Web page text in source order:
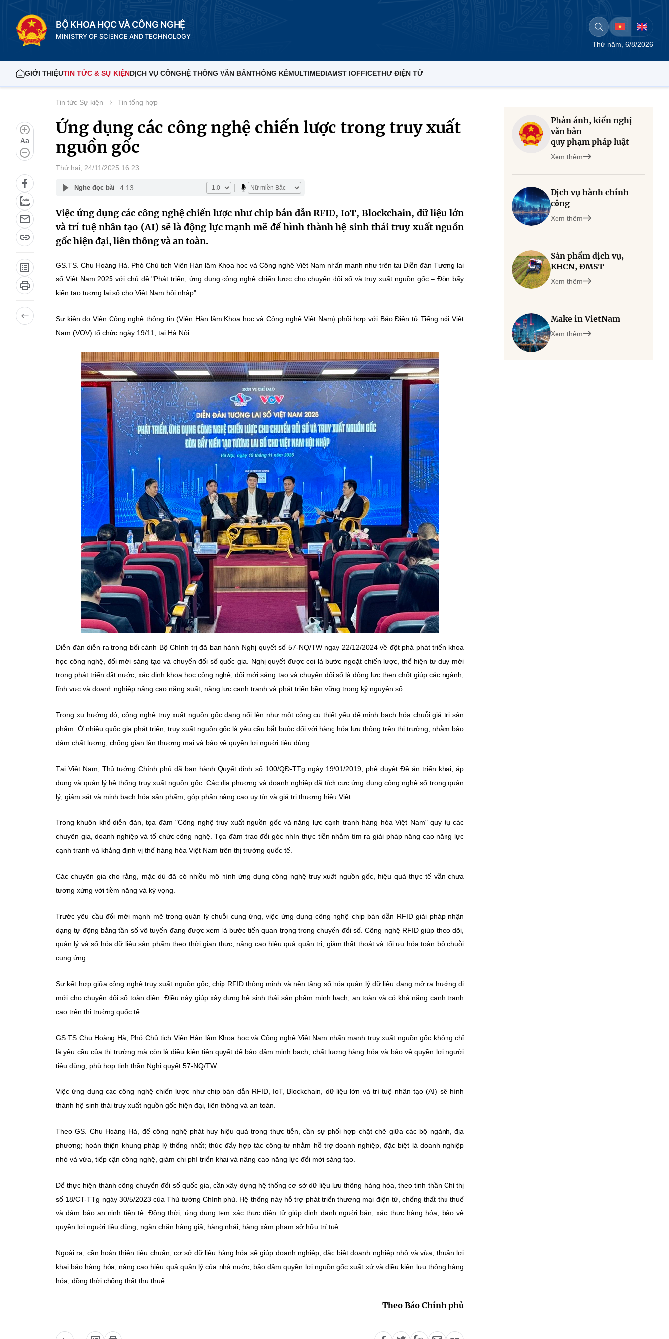
BỘ KHOA HỌC VÀ CÔNG NGHỆ
MINISTRY OF SCIENCE AND TECHNOLOGY
Thứ năm, 6/8/2026
GIỚI THIỆUTIN TỨC & SỰ KIỆNDỊCH VỤ CÔNGHỆ THỐNG VĂN BẢNTHỐNG KÊMULTIMEDIAMST IOFFICETHƯ ĐIỆN TỬ
Aa
Tin tức Sự kiện Tin tổng hợp
Ứng dụng các công nghệ chiến lược trong truy xuất
nguồn gốc
Thứ hai, 24/11/2025 16:23
Nghe đọc bài 4:13
Việc ứng dụng các công nghệ chiến lược như chip bán dẫn RFID, IoT, Blockchain, dữ liệu lớn
và trí tuệ nhân tạo (AI) sẽ là động lực mạnh mẽ để hình thành hệ sinh thái truy xuất nguồn
gốc hiện đại, liên thông và an toàn.
GS.TS. Chu Hoàng Hà, Phó Chủ tịch Viện Hàn lâm Khoa học và Công nghệ Việt Nam nhấn mạnh như trên tại Diễn đàn Tương lai
số Việt Nam 2025 với chủ đề "Phát triển, ứng dụng công nghệ chiến lược cho chuyển đổi số và truy xuất nguồn gốc – Đòn bẩy
kiến tạo tương lai số cho Việt Nam hội nhập".
Sự kiện do Viện Công nghệ thông tin (Viện Hàn lâm Khoa học và Công nghệ Việt Nam) phối hợp với Báo Điện tử Tiếng nói Việt
Nam (VOV) tổ chức ngày 19/11, tại Hà Nội.
Diễn đàn diễn ra trong bối cảnh Bộ Chính trị đã ban hành Nghị quyết số 57-NQ/TW ngày 22/12/2024 về đột phá phát triển khoa
học công nghệ, đổi mới sáng tạo và chuyển đổi số quốc gia. Nghị quyết được coi là bước ngoặt chiến lược, thể hiện tư duy mới
trong phát triển đất nước, xác định khoa học công nghệ, đổi mới sáng tạo và chuyển đổi số là động lực then chốt giúp các ngành,
lĩnh vực và doanh nghiệp nâng cao năng suất, năng lực cạnh tranh và phát triển bền vững trong kỷ nguyên số.
Trong xu hướng đó, công nghệ truy xuất nguồn gốc đang nổi lên như một công cụ thiết yếu để minh bạch hóa chuỗi giá trị sản
phẩm. Ở nhiều quốc gia phát triển, truy xuất nguồn gốc là yêu cầu bắt buộc đối với hàng hóa lưu thông trên thị trường, nhằm bảo
đảm chất lượng, chống gian lận thương mại và bảo vệ quyền lợi người tiêu dùng.
Tại Việt Nam, Thủ tướng Chính phủ đã ban hành Quyết định số 100/QĐ-TTg ngày 19/01/2019, phê duyệt Đề án triển khai, áp
dụng và quản lý hệ thống truy xuất nguồn gốc. Các địa phương và doanh nghiệp đã tích cực ứng dụng công nghệ số trong quản
lý, giám sát và minh bạch hóa sản phẩm, góp phần nâng cao uy tín và giá trị thương hiệu Việt.
Trong khuôn khổ diễn đàn, tọa đàm "Công nghệ truy xuất nguồn gốc và năng lực cạnh tranh hàng hóa Việt Nam" quy tụ các
chuyên gia, doanh nghiệp và tổ chức công nghệ. Tọa đàm trao đổi góc nhìn thực tiễn nhằm tìm ra giải pháp nâng cao năng lực
cạnh tranh và khẳng định vị thế hàng hóa Việt Nam trên thị trường quốc tế.
Các chuyên gia cho rằng, mặc dù đã có nhiều mô hình ứng dụng công nghệ truy xuất nguồn gốc, hiệu quả thực tế vẫn chưa
tương xứng với tiềm năng và kỳ vọng.
Trước yêu cầu đổi mới mạnh mẽ trong quản lý chuỗi cung ứng, việc ứng dụng công nghệ chip bán dẫn RFID giải pháp nhận
dạng tự động bằng tần số vô tuyến đang được xem là bước tiến quan trọng trong chuyển đổi số. Công nghệ RFID giúp theo dõi,
quản lý và số hóa dữ liệu sản phẩm theo thời gian thực, nâng cao hiệu quả quản trị, giảm thất thoát và tối ưu hóa toàn bộ chuỗi
cung ứng.
Sự kết hợp giữa công nghệ truy xuất nguồn gốc, chip RFID thông minh và nền tảng số hóa quản lý dữ liệu đang mở ra hướng đi
mới cho chuyển đổi số toàn diện. Điều này giúp xây dựng hệ sinh thái sản phẩm minh bạch, an toàn và có khả năng cạnh tranh
cao trên thị trường quốc tế.
GS.TS Chu Hoàng Hà, Phó Chủ tịch Viện Hàn lâm Khoa học và Công nghệ Việt Nam nhấn mạnh truy xuất nguồn gốc không chỉ
là yêu cầu của thị trường mà còn là điều kiện tiên quyết để bảo đảm minh bạch, chất lượng hàng hóa và bảo vệ quyền lợi người
tiêu dùng, phù hợp tinh thần Nghị quyết 57-NQ/TW.
Việc ứng dụng các công nghệ chiến lược như chip bán dẫn RFID, IoT, Blockchain, dữ liệu lớn và trí tuệ nhân tạo (AI) sẽ hình
thành hệ sinh thái truy xuất nguồn gốc hiện đại, liên thông và an toàn.
Theo GS. Chu Hoàng Hà, để công nghệ phát huy hiệu quả trong thực tiễn, cần sự phối hợp chặt chẽ giữa các bộ ngành, địa
phương; hoàn thiện khung pháp lý thống nhất; thúc đẩy hợp tác công-tư nhằm hỗ trợ doanh nghiệp, đặc biệt là doanh nghiệp
nhỏ và vừa, tiếp cận công nghệ, giảm chi phí triển khai và nâng cao năng lực đổi mới sáng tạo.
Để thực hiện thành công chuyển đổi số quốc gia, cần xây dựng hệ thống cơ sở dữ liệu lưu thông hàng hóa, theo tinh thần Chỉ thị
số 18/CT-TTg ngày 30/5/2023 của Thủ tướng Chính phủ. Hệ thống này hỗ trợ phát triển thương mại điện tử, chống thất thu thuế
và đảm bảo an ninh tiền tệ. Đồng thời, ứng dụng tem xác thực điện tử giúp định danh người bán, xác thực hàng hóa, bảo vệ
quyền lợi người tiêu dùng, ngăn chặn hàng giả, hàng nhái, hàng xâm phạm sở hữu trí tuệ.
Ngoài ra, cần hoàn thiện tiêu chuẩn, cơ sở dữ liệu hàng hóa sẽ giúp doanh nghiệp, đặc biệt doanh nghiệp nhỏ và vừa, thuận lợi
khai báo hàng hóa, nâng cao hiệu quả quản lý của nhà nước, bảo đảm quyền lợi nguồn gốc xuất xứ và điều kiện lưu thông hàng
hóa, đồng thời chống thất thu thuế...
Theo Báo Chính phủ
Phản ánh, kiến nghị
văn bản
quy phạm pháp luật
Xem thêm
Dịch vụ hành chính
công
Xem thêm
Sản phẩm dịch vụ,
KHCN, ĐMST
Xem thêm
Make in VietNam
Xem thêm